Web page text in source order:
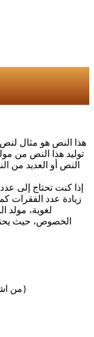
هذا النص هو مثال
توليد هذا النص من
النص أو العديد من
إذا كنت تحتاج إلى
زيادة عدد الفقرات
لغوية، مولد
الخصوص، حيث
{من اشترى ما لا يحتاج إليه باع ما يحتاج إليه}